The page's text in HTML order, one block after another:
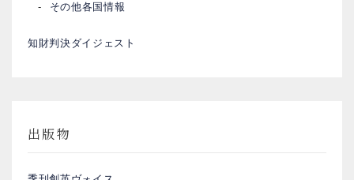
その他各国情報
知財判決ダイジェスト
出版物